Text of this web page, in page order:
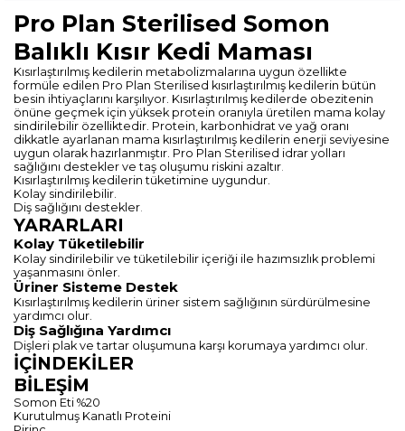
Pro Plan Sterilised Somon
Balıklı Kısır Kedi Maması
Kısırlaştırılmış kedilerin metabolizmalarına uygun özellikte
formüle edilen Pro Plan Sterilised kısırlaştırılmış kedilerin bütün
besin ihtiyaçlarını karşılıyor. Kısırlaştırılmış kedilerde obezitenin
önüne geçmek için yüksek protein oranıyla üretilen mama kolay
sindirilebilir özelliktedir. Protein, karbonhidrat ve yağ oranı
dikkatle ayarlanan mama kısırlaştırılmış kedilerin enerji seviyesine
uygun olarak hazırlanmıştır. Pro Plan Sterilised idrar yolları
sağlığını destekler ve taş oluşumu riskini azaltır.
Kısırlaştırılmış kedilerin tüketimine uygundur.
Kolay sindirilebilir.
Diş sağlığını destekler.
YARARLARI
Kolay Tüketilebilir
Kolay sindirilebilir ve tüketilebilir içeriği ile hazımsızlık problemi
yaşanmasını önler.
Üriner Sisteme Destek
Kısırlaştırılmış kedilerin üriner sistem sağlığının sürdürülmesine
yardımcı olur.
Diş Sağlığına Yardımcı
Dişleri plak ve tartar oluşumuna karşı korumaya yardımcı olur.
İÇİNDEKİLER
BİLEŞİM
Somon Eti %20
Kurutulmuş Kanatlı Proteini